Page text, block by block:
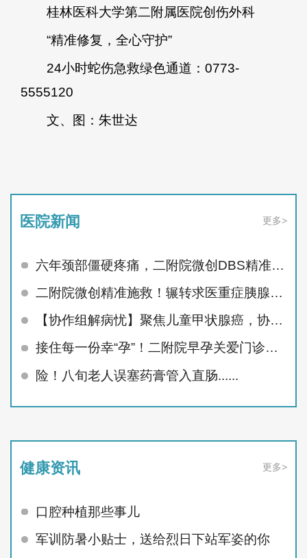
桂林医科大学第二附属医院创伤外科
“精准修复，全心守护”
24小时蛇伤急救绿色通道：0773-
5555120
文、图：朱世达
医院新闻 更多>
六年颈部僵硬疼痛，二附院微创DBS精准治顽疾
二附院微创精准施救！辗转求医重症胰腺炎患者顺利痊愈
【协作组解病忧】聚焦儿童甲状腺癌，协作组MDT护航未来
接住每一份幸“孕”！二附院早孕关爱门诊精准呵护孕早期
险！八旬老人误塞药膏管入直肠......
健康资讯 更多>
口腔种植那些事儿
军训防暑小贴士，送给烈日下站军姿的你